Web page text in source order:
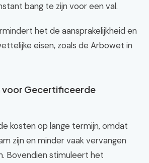
bang te zijn voor een val.
het de aansprakelijkheid en
eisen, zoals de Arbowet in
voor Gecertificeerde
kosten op lange termijn, omdat
zijn en minder vaak vervangen
Bovendien stimuleert het